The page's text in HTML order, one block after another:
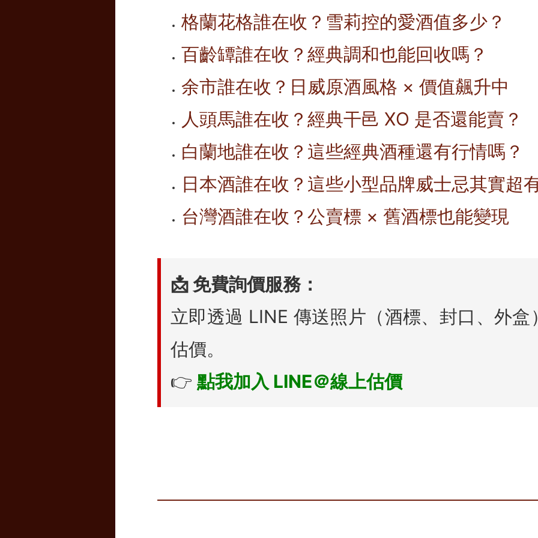
格蘭花格誰在收？雪莉控的愛酒值多少？
百齡罈誰在收？經典調和也能回收嗎？
余市誰在收？日威原酒風格 × 價值飆升中
人頭馬誰在收？經典干邑 XO 是否還能賣？
白蘭地誰在收？這些經典酒種還有行情嗎？
日本酒誰在收？這些小型品牌威士忌其實超
台灣酒誰在收？公賣標 × 舊酒標也能變現
📩 免費詢價服務：
立即透過 LINE 傳送照片（酒標、封口、外盒
估價。
👉 點我加入 LINE＠線上估價